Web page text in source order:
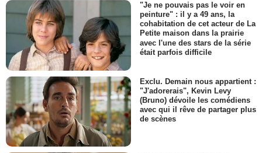
"Je ne pouvais pas le voir en
peinture" : il y a 49 ans, la
cohabitation de cet acteur de La
Petite maison dans la prairie
avec l'une des stars de la série
était parfois difficile
Exclu. Demain nous appartient :
"J'adorerais", Kevin Levy
(Bruno) dévoile les comédiens
avec qui il rêve de partager plus
de scènes